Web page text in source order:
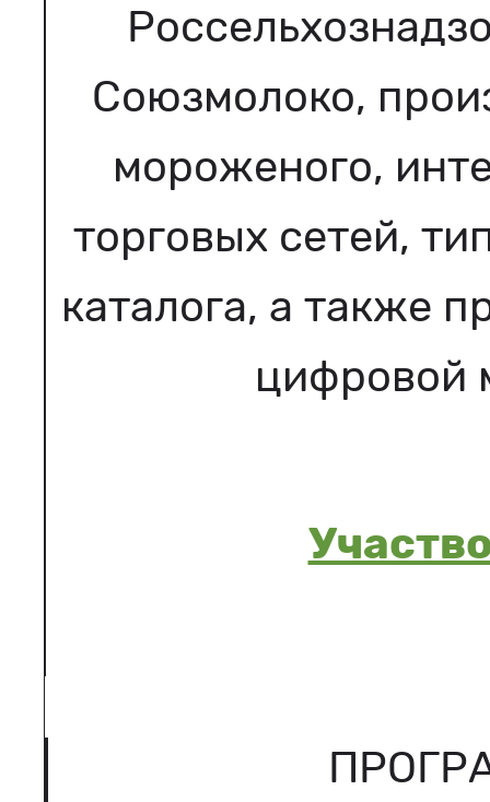
Союзмолоко,
мороженого,
торговых сетей,
каталога, а также
цифровой